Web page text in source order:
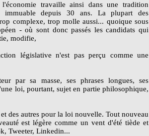
travaille ainsi dans une tradition
immuable depuis 30 ans. La plupart des
complexe, trop molle aussi... quoique sous
- où sont donc passés les candidats qui
modifie,
législative n'est pas perçu comme une
par sa masse, ses phrases longues, ses
loi, pourtant, sujet en partie philosophique,
des autres pour la loi nouvelle. Tout nouveau
est légère comme un vent d'été tiède et
Tweeter, Linkedin...